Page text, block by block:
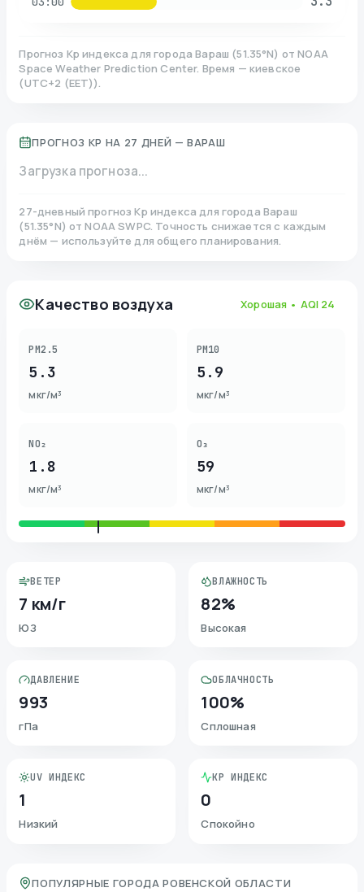
Прогноз Kp индекса для города Вараш (51.35°N) от NOAA
Space Weather Prediction Center. Время — киевское
(UTC+2 (EET)).
ПРОГНОЗ KP НА 27 ДНЕЙ — ВАРАШ
Загрузка прогноза...
27-дневный прогноз Kp индекса для города Вараш
(51.35°N)от NOAA SWPC. Точность снижается с каждым
днём — используйте для общего планирования.
Качество воздуха Хорошая • AQI 24
PM2.5
5.3
мкг/м³
PM10
5.9
мкг/м³
NO₂
1.8
мкг/м³
O₃
59
мкг/м³
ВЕТЕР
7 км/г
ЮЗ
ВЛАЖНОСТЬ
82%
Высокая
ДАВЛЕНИЕ
993
гПа
ОБЛАЧНОСТЬ
100%
Сплошная
UV ИНДЕКС
1
Низкий
KP ИНДЕКС
0
Спокойно
ПОПУЛЯРНЫЕ ГОРОДА РОВЕНСКОЙ ОБЛАСТИ